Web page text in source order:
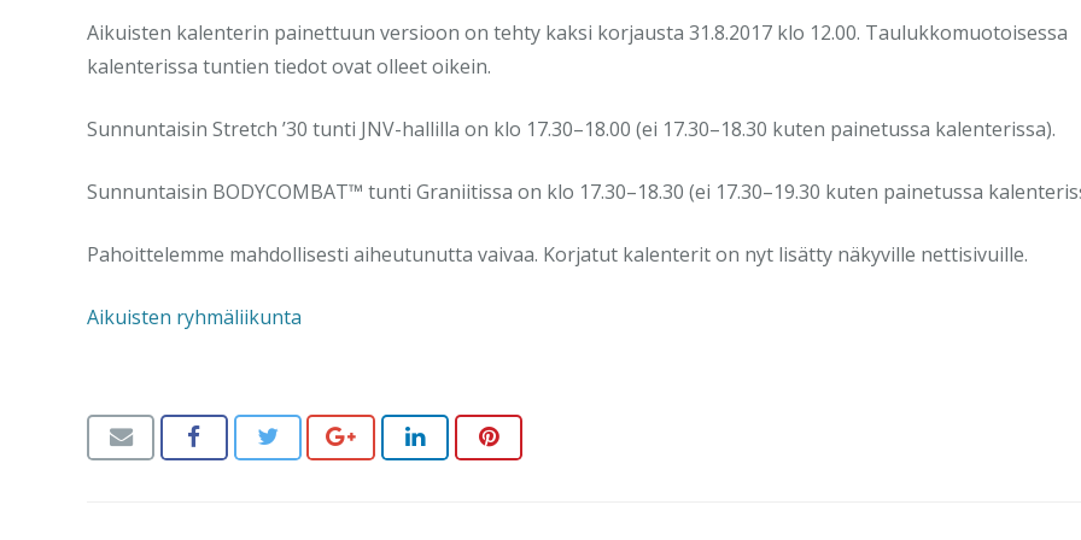
Aikuisten kalenterin painettuun versioon on tehty kaksi korjausta 31.8.2017 klo 12.00. Taulukkomuotoisessa
kalenterissa tuntien tiedot ovat olleet oikein.
Sunnuntaisin Stretch ’30 tunti JNV-hallilla on klo 17.30–18.00 (ei 17.30–18.30 kuten painetussa kalenterissa).
Sunnuntaisin BODYCOMBAT™ tunti Graniitissa on klo 17.30–18.30 (ei 17.30–19.30 kuten painetussa
Pahoittelemme mahdollisesti aiheutunutta vaivaa. Korjatut kalenterit on nyt lisätty näkyville nettisivuille.
Aikuisten ryhmäliikunta